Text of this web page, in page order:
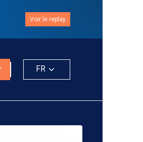
Voir le replay
FR